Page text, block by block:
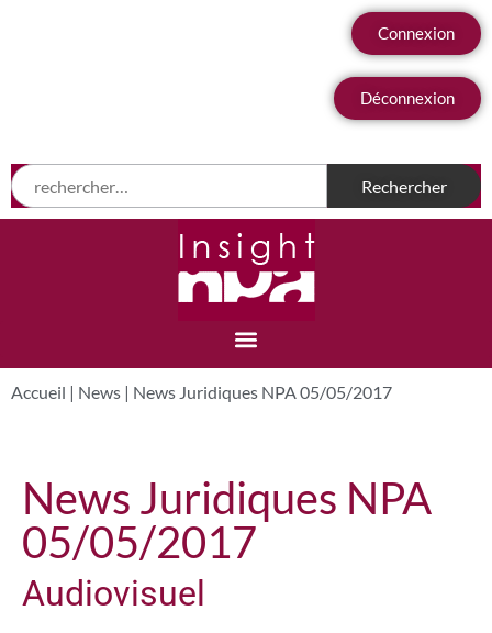
Connexion
Déconnexion
Accueil | News | News Juridiques NPA 05/05/2017
News Juridiques NPA
05/05/2017
Audiovisuel